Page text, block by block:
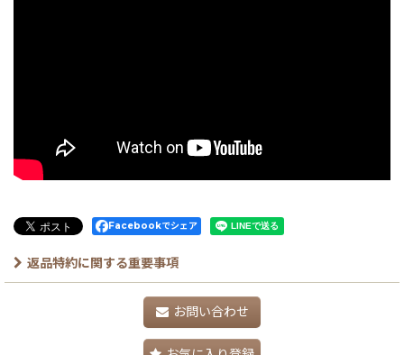
Facebookでシェア
返品特約に関する重要事項
お問い合わせ